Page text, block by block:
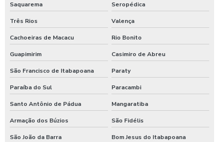
Higienização automotiva
Higienização automotiva contra covid 19
Higienização automotiva preço
Higienização automotiva a seco
Higienização automotiva valor
Higienização automotiva a vapor
Saquarema Seropédica
Três Rios Valença
Cachoeiras de Macacu Rio Bonito
Guapimirim Casimiro de Abreu
São Francisco de Itabapoana Paraty
Paraíba do Sul Paracambi
Santo Antônio de Pádua Mangaratiba
Armação dos Búzios São Fidélis
São João da Barra Bom Jesus do Itabapoana